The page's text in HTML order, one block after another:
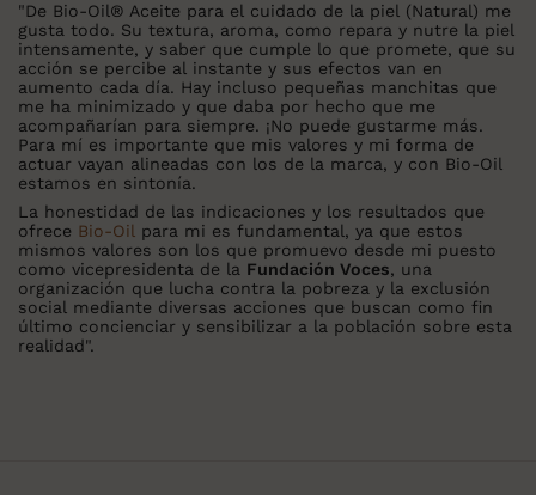
"De Bio-Oil® Aceite para el cuidado de la piel (Natural) me
gusta todo. Su textura, aroma, como repara y nutre la piel
intensamente, y saber que cumple lo que promete, que su
acción se percibe al instante y sus efectos van en
aumento cada día. Hay incluso pequeñas manchitas que
me ha minimizado y que daba por hecho que me
acompañarían para siempre. ¡No puede gustarme más.
Para mí es importante que mis valores y mi forma de
actuar vayan alineadas con los de la marca, y con Bio-Oil
estamos en sintonía.
La honestidad de las indicaciones y los resultados que
ofrece Bio-Oil para mi es fundamental, ya que estos
mismos valores son los que promuevo desde mi puesto
como vicepresidenta de la Fundación Voces, una
organización que lucha contra la pobreza y la exclusión
social mediante diversas acciones que buscan como fin
último concienciar y sensibilizar a la población sobre esta
realidad".